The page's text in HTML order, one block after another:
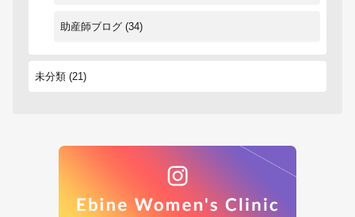
助産師ブログ (34)
未分類 (21)